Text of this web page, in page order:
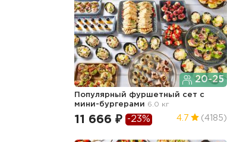
20-25
Популярный фуршетный сет c
мини-бургерами 6.0 кг
11 666 ₽ -23% 4.7 (4185)